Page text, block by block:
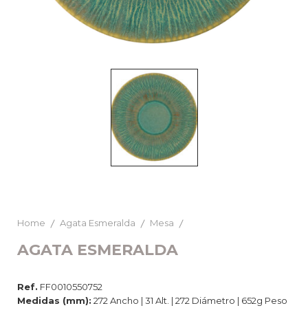
Home Agata Esmeralda Mesa
AGATA ESMERALDA
Ref. FF0010550752
Medidas (mm): 272 Ancho | 31 Alt. | 272 Diámetro | 652g Peso